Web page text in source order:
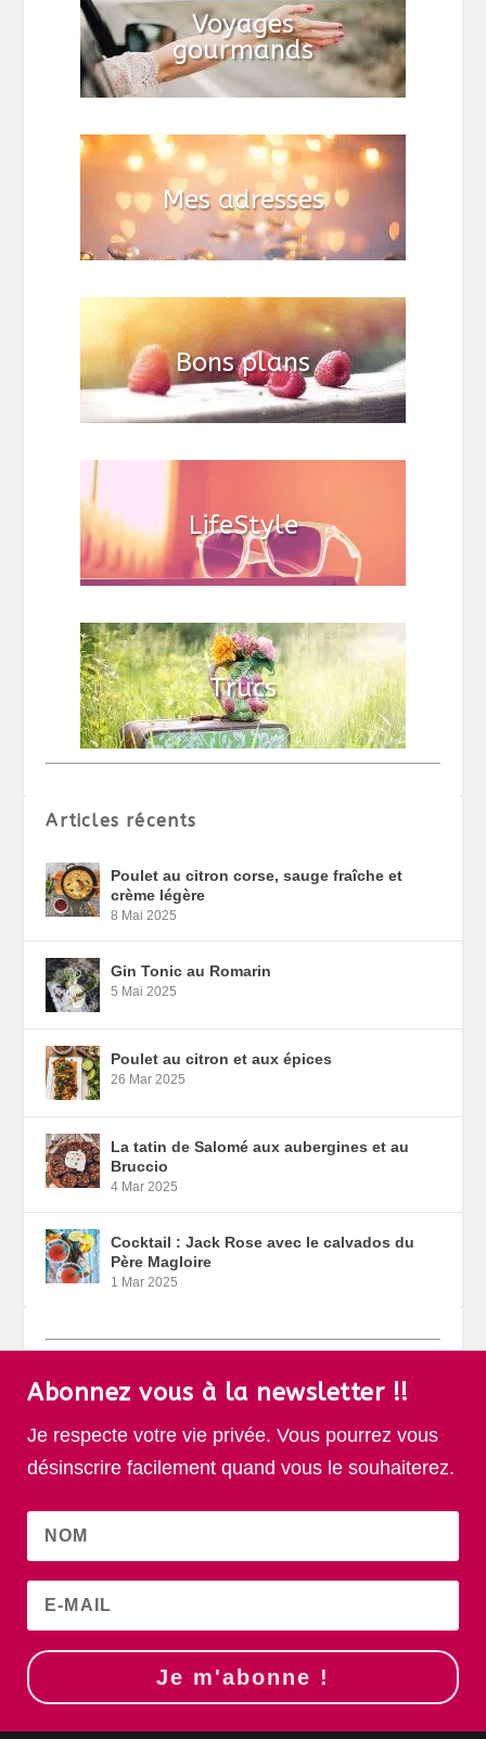
Articles récents
Poulet au citron corse, sauge fraîche et
crème légère
8 Mai 2025
Gin Tonic au Romarin
5 Mai 2025
Poulet au citron et aux épices
26 Mar 2025
La tatin de Salomé aux aubergines et au
Bruccio
4 Mar 2025
Cocktail : Jack Rose avec le calvados du
Père Magloire
1 Mar 2025
Abonnez vous à la newsletter !!
Je respecte votre vie privée. Vous pourrez vous
désinscrire facilement quand vous le souhaiterez.
Je m'abonne !